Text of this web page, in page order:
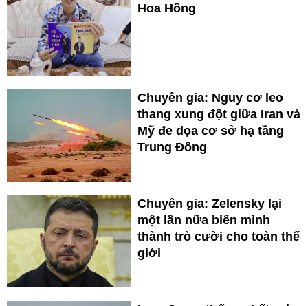
Hoa Hồng
Chuyên gia: Nguy cơ leo
thang xung đột giữa Iran và
Mỹ đe dọa cơ sở hạ tầng
Trung Đông
Chuyên gia: Zelensky lại
một lần nữa biến mình
thành trò cười cho toàn thế
giới